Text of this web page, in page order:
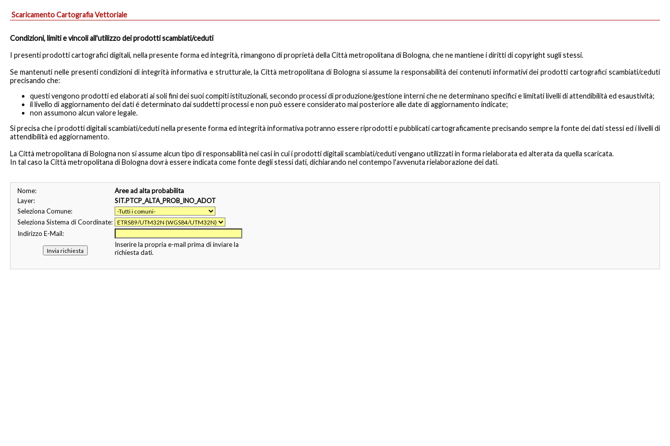
Scaricamento Cartografia Vettoriale
Condizioni, limiti e vincoli all'utilizzo dei prodotti scambiati/ceduti
I presenti prodotti cartografici digitali, nella presente forma ed integrità, rimangono di proprietà della Città metropolitana di Bologna, che ne mantiene i diritti di copyright sugli stessi.
Se mantenuti nelle presenti condizioni di integrità informativa e strutturale, la Città metropolitana di Bologna si assume la responsabilità dei contenuti informativi dei prodotti cartografici scambiati/ceduti
precisando che:
questi vengono prodotti ed elaborati ai soli fini dei suoi compiti istituzionali, secondo processi di produzione/gestione interni che ne determinano specifici e limitati livelli di attendibilità ed esaustività;
il livello di aggiornamento dei dati é determinato dai suddetti processi e non può essere considerato mai posteriore alle date di aggiornamento indicate;
non assumono alcun valore legale.
Si precisa che i prodotti digitali scambiati/ceduti nella presente forma ed integrità informativa potranno essere riprodotti e pubblicati cartograficamente precisando sempre la fonte dei dati stessi ed i livelli di
attendibilità ed aggiornamento.
La Città metropolitana di Bologna non si assume alcun tipo di responsabilità nei casi in cui i prodotti digitali scambiati/ceduti vengano utilizzati in forma rielaborata ed alterata da quella scaricata.
In tal caso la Città metropolitana di Bologna dovrà essere indicata come fonte degli stessi dati, dichiarando nel contempo l'avvenuta rielaborazione dei dati.
Nome:
Aree ad alta probabilita
Layer:
SIT.PTCP_ALTA_PROB_INO_ADOT
Seleziona Comune:
Seleziona Sistema di Coordinate:
Indirizzo E-Mail:
Inserire la propria e-mail prima di inviare la
richiesta dati.